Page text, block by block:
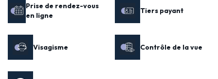
Prise de rendez-vous
en ligne
Tiers payant
Visagisme Contrôle de la vue